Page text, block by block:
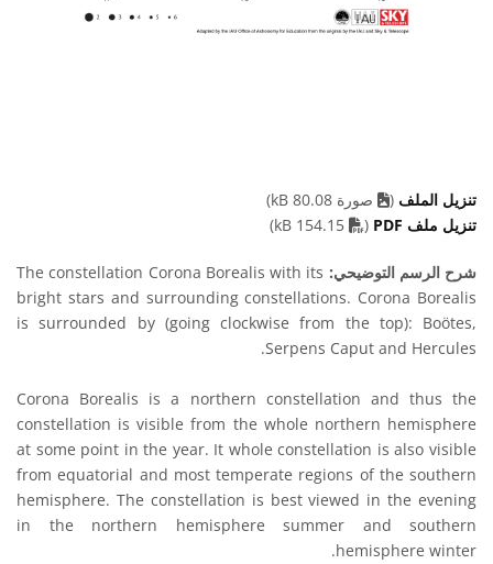
تنزيل الملف (
صورة 80.08 kB)
تنزيل ملف PDF
(
PDF file
شرح الرسم التوضيحي: The constellation Corona Borealis with its
bright stars and surrounding constellations. Corona Borealis
is surrounded by (going clockwise from the top): Boötes,
Serpens Caput and Hercules.
Corona Borealis is a northern constellation and thus the
constellation is visible from the whole northern hemisphere
at some point in the year. It whole constellation is also visible
from equatorial and most temperate regions of the southern
hemisphere. The constellation is best viewed in the evening
in the northern hemisphere summer and southern
hemisphere winter.